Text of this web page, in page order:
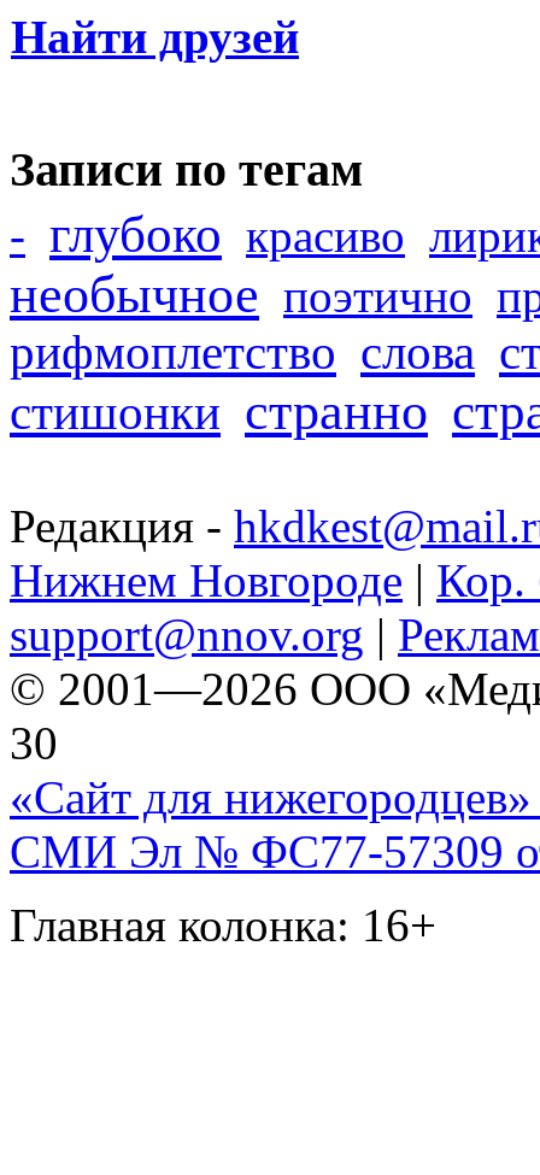
Найти друзей
Записи по тегам
- глубоко красиво
необычное поэтично
рифмоплетство слова
стишонки странно
Редакция -
Нижнем Новгороде | Кор.
support@nnov.org |
© 2001—2026 ООО
30
«Сайт для нижегородцев»
СМИ Эл № ФС77-57309
Главная колонка: 16+